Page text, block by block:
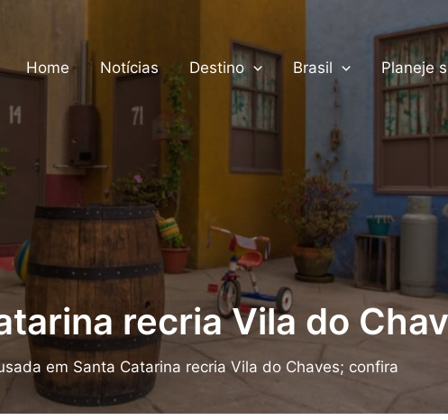
Home Notícias Destino Brasil Planeje
recria Vila do
em Santa Catarina recria Vila do Chaves; confira